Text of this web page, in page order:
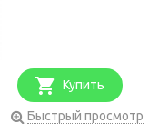
Купить
Быстрый просмотр